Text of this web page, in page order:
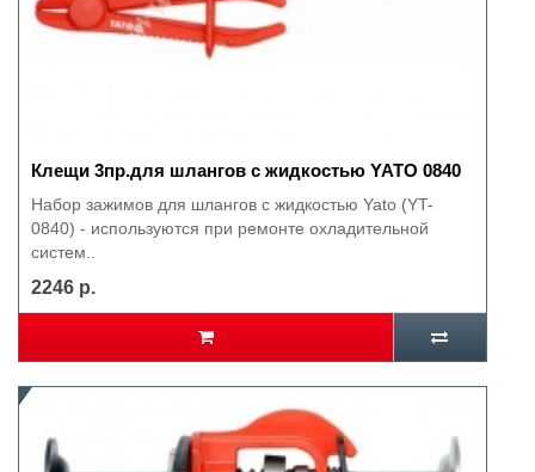
Клещи 3пр.для шлангов с жидкостью YATO 0840
Набор зажимов для шлангов с жидкостью Yato (YT-
0840) - используются при ремонте охладительной
систем..
2246 р.